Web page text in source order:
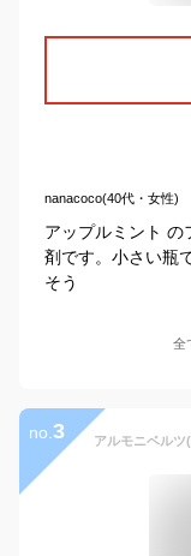
nanacoco(40代・女性)
アップルミント の
剤です。小さい瓶
そう
全
no. 3